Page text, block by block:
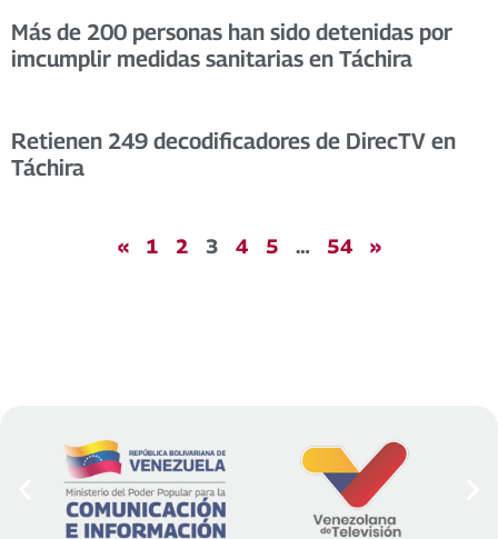
Más de 200 personas han sido detenidas por
imcumplir medidas sanitarias en Táchira
Retienen 249 decodificadores de DirecTV en
Táchira
« 1 2 3 4 5 … 54 »